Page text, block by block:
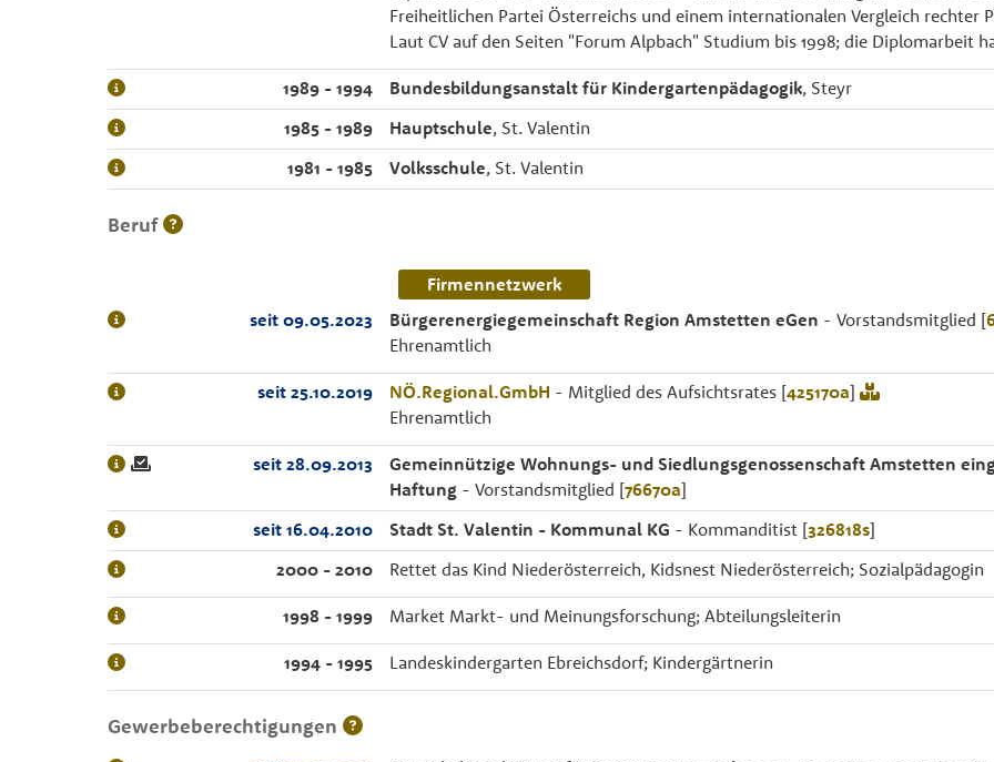
Freiheitlichen Partei Österreichs und einem internationalen Vergleich rechter
Laut CV auf den Seiten "Forum Alpbach" Studium bis 1998; die Diplomarbeit
1989 - 1994 Bundesbildungsanstalt für Kindergartenpädagogik, Steyr
1985 - 1989
Hauptschule, St. Valentin
1981 - 1985
Volksschule, St. Valentin
Beruf
Firmennetzwerk
seit 09.05.2023
Bürgerenergiegemeinschaft Region Amstetten eGen - Vorstandsmitglied [
Ehrenamtlich
seit 25.10.2019 NÖ.Regional.GmbH - Mitglied des Aufsichtsrates [425170a]
Ehrenamtlich
seit 28.09.2013
Gemeinnützige Wohnungs- und Siedlungsgenossenschaft Amstetten
Haftung - Vorstandsmitglied [76670a]
seit 16.04.2010
Stadt St. Valentin - Kommunal KG - Kommanditist [326818s]
2000 - 2010
Rettet das Kind Niederösterreich, Kidsnest Niederösterreich; Sozialpädagogin
1998 - 1999 Market Markt- und Meinungsforschung; Abteilungsleiterin
1994 - 1995 Landeskindergarten Ebreichsdorf; Kindergärtnerin
Gewerbeberechtigungen